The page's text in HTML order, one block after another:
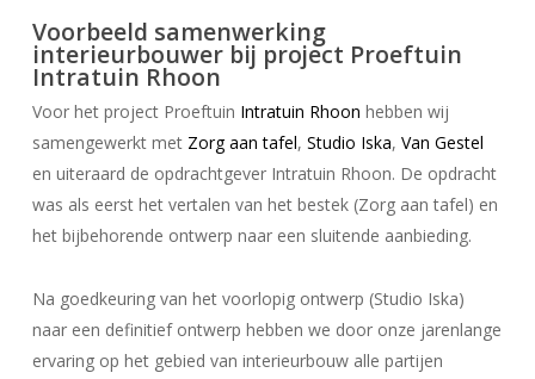
Voorbeeld samenwerking
interieurbouwer bij project Proeftuin
Intratuin Rhoon
Voor het project Proeftuin Intratuin Rhoon hebben wij
samengewerkt met Zorg aan tafel, Studio Iska, Van Gestel
en uiteraard de opdrachtgever Intratuin Rhoon. De opdracht
was als eerst het vertalen van het bestek (Zorg aan tafel) en
het bijbehorende ontwerp naar een sluitende aanbieding.
Na goedkeuring van het voorlopig ontwerp (Studio Iska)
naar een definitief ontwerp hebben we door onze jarenlange
ervaring op het gebied van interieurbouw alle partijen